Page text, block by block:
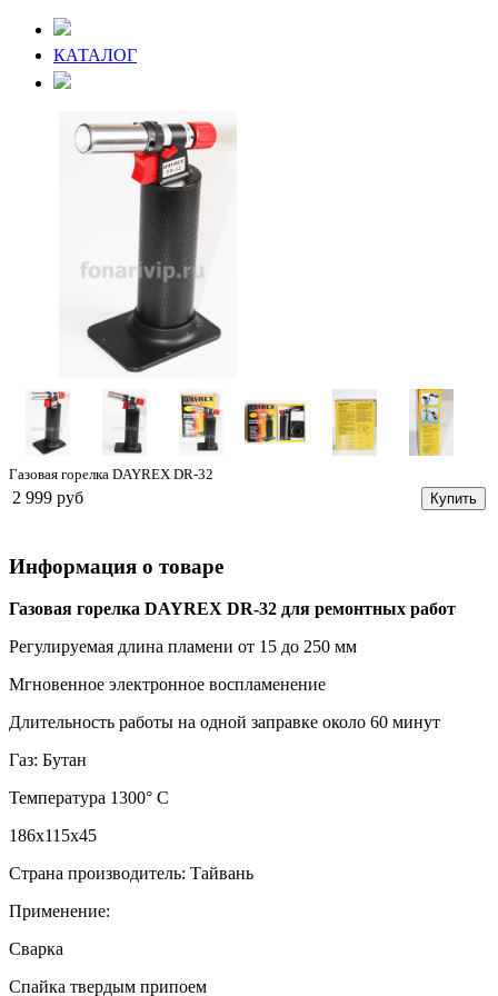
КАТАЛОГ
Газовая горелка DAYREX DR-32
2 999 руб Купить
Информация о товаре
Газовая горелка DAYREX DR-32 для ремонтных работ
Регулируемая длина пламени от 15 до 250 мм
Мгновенное электронное воспламенение
Длительность работы на одной заправке около 60 минут
Газ: Бутан
Температура 1300° С
186х115х45
Страна производитель: Тайвань
Применение:
Сварка
Спайка твердым припоем